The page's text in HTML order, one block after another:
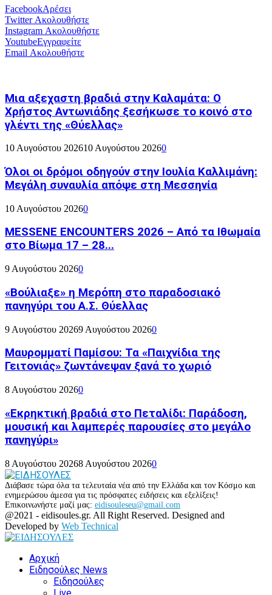
FacebookΑρέσει
TwitterΑκολουθήστε
Instagram Ακολουθήστε
YoutubeΕγγραφείτε
Email Ακολουθήστε
Μια αξεχαστη βραδιά στην Καλαμάτα: Ο
Χρήστος Αντωνιάδης ξεσήκωσε το κοινό στο
γλέντι της «Θύελλας»
10 Αυγούστου 202610 Αυγούστου 20260
Όλοι οι δρόμοι οδηγούν στην Ιουλία Καλλιμάνη:
Μεγάλη συναυλία απόψε στη Μεσσηνία
10 Αυγούστου 20260
MESSENE ENCOUNTERS 2026 – Από τα Ιθωμαία
στο Βίωμα 17 – 28...
9 Αυγούστου 20260
«Βούλιαξε» η Μερόπη στο παραδοσιακό
πανηγύρι του Α.Σ. Θύελλας
9 Αυγούστου 20269 Αυγούστου 20260
Μαυρομματί Παμίσου: Τα «Παιχνίδια της
Γειτονιάς» ζωντάνεψαν ξανά το χωριό
8 Αυγούστου 20260
«Εκρηκτική βραδιά στο Πεταλίδι: Παράδοση,
μουσική και λαμπερές παρουσίες στο μεγάλο
πανηγύρι»
8 Αυγούστου 20268 Αυγούστου 20260
Διάβασε τώρα όλα τα τελευταία νέα από την Ελλάδα και τον Κόσμο και
ενημερώσου άμεσα για τις πρόσφατες ειδήσεις και εξελίξεις!
Επικοινωνήστε μαζί μας: eidisouleseu@gmail.com
Facebook
Twitter
Instagram
Youtube
@2021 - eidisoules.gr. All Right Reserved. Designed and
Developed by Web Technical
Αρχική
Ειδησούλες News
Ειδησούλες
Live